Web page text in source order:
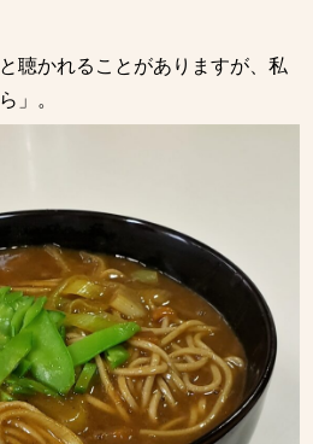
聴かれることがありますが、私
」。